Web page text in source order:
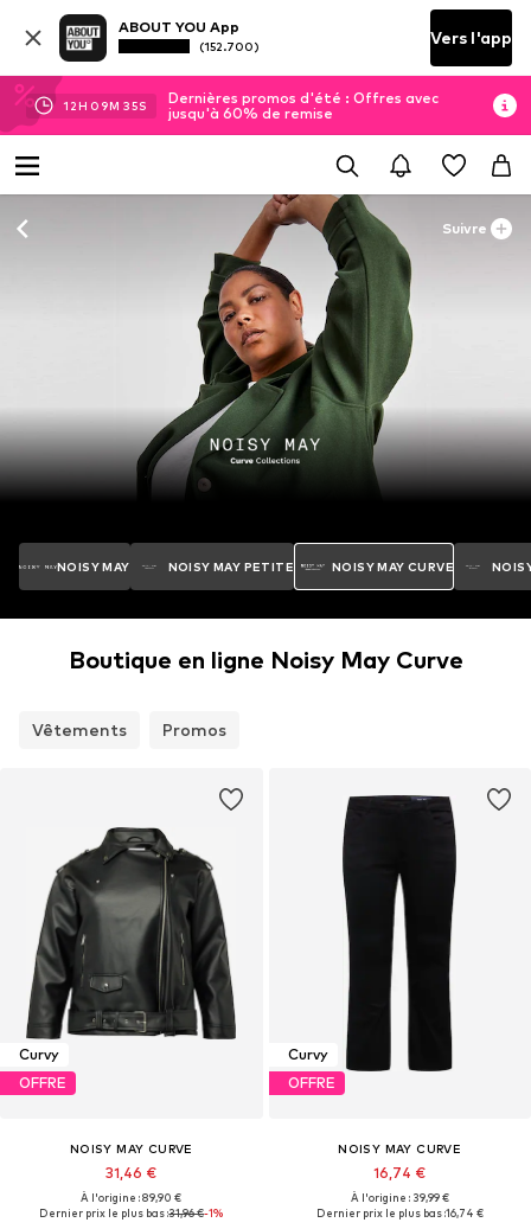
ABOUT YOU App
(152.700) Vers l'app
12H 09M 32S
Dernières promos d'été : Offres avec
jusqu'à 60% de remise
Suivre
NOISY MAY NOISY MAY PETITE NOISY MAY CURVE
Boutique en ligne Noisy May Curve
Vêtements Promos
Curvy
OFFRE
NOISY MAY CURVE
31,46 €
À l'origine : 89,90 €
Dernier prix le plus bas :31,96 €-1%
Curvy
OFFRE
NOISY MAY CURVE
16,74 €
À l'origine : 39,99 €
Dernier prix le plus bas :16,74 €